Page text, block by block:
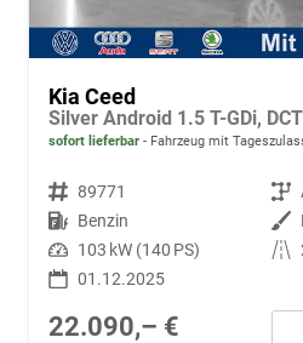
Kia Ceed
sofort lieferbar Fahrzeug mit
Fahrzeugnr. 89771 Getriebe
Kraftstoff Benzin Außenfarbe
Leistung 103 kW (140 PS) Kilometerstand
01.12.2025
22.090,– €